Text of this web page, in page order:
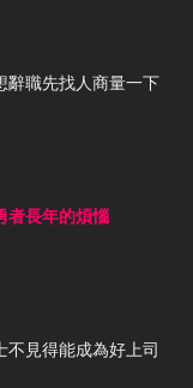
辭職先找人商量一下
者長年的煩惱
不見得能成為好上司